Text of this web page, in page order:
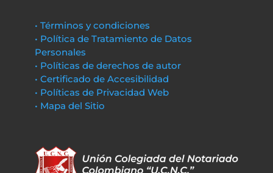
• Términos y condiciones
• Política de Tratamiento de Datos
Personales
• Políticas de derechos de autor
• Certificado de Accesibilidad
• Políticas de Privacidad Web
• Mapa del Sitio